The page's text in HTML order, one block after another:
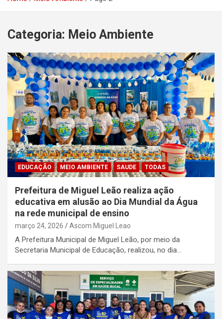
Categoria: Meio Ambiente
EDUCAÇÃO MEIO AMBIENTE SAUDE TODAS
Prefeitura de Miguel Leão realiza ação
educativa em alusão ao Dia Mundial da Água
na rede municipal de ensino
março 24, 2026 Ascom Miguel Leao
A Prefeitura Municipal de Miguel Leão, por meio da
Secretaria Municipal de Educação, realizou, no dia…